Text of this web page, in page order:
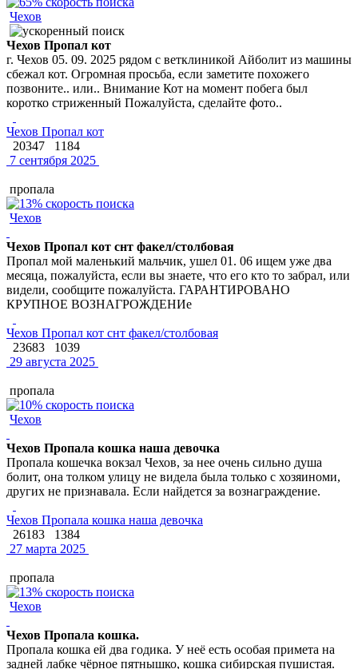
Чехов
Чехов Пропал кот
г. Чехов 05. 09. 2025 рядом с ветклиникой Айболит из машины
сбежал кот. Огромная просьба, если заметите похожего
позвоните.. или.. Внимание Кот на момент побега был
коротко стриженный Пожалуйста, сделайте фото..
Чехов Пропал кот
20347
1184
7 сентября 2025
пропала
Чехов
Чехов Пропал кот снт факел/столбовая
Пропал мой маленький мальчик, ушел 01. 06 ищем уже два
месяца, пожалуйста, если вы знаете, что его кто то забрал, или
видели, сообщите пожалуйста. ГАРАНТИРОВАНО
КРУПНОЕ ВОЗНАГРОЖДЕНИе
Чехов Пропал кот снт факел/столбовая
23683
1039
29 августа 2025
пропала
Чехов
Чехов Пропала кошка наша девочка
Пропала кошечка вокзал Чехов, за нее очень сильно душа
болит, она толком улицу не видела была только с хозяиноми,
других не признавала. Если найдется за вознаграждение.
Чехов Пропала кошка наша девочка
26183
1384
27 марта 2025
пропала
Чехов
Чехов Пропала кошка.
Пропала кошка ей два годика. У неё есть особая примета на
задней лабке чёрное пятнышко, кошка сибирская пушистая.